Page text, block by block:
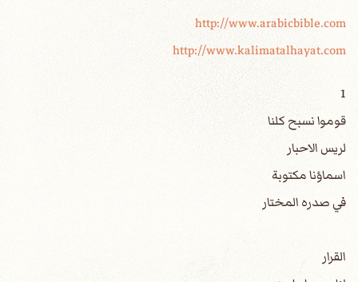
http://www.arabicbible.com
http://www.kalimatalhayat.com
1
قوموا نسبح كلنا
لريس الاحبار
اسماؤنا مكتوبة
في صدره المختار
القرار